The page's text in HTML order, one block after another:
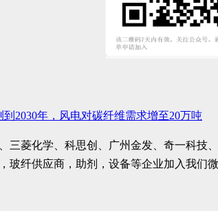
到2030年，风电对碳纤维需求增至20万吨
三菱化学、科思创、广州金发、奇一科
纤供应商，助剂，设备等企业加入我们微